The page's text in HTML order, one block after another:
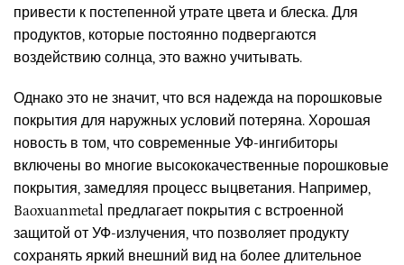
привести к постепенной утрате цвета и блеска. Для
продуктов, которые постоянно подвергаются
воздействию солнца, это важно учитывать.
Однако это не значит, что вся надежда на порошковые
покрытия для наружных условий потеряна. Хорошая
новость в том, что современные УФ-ингибиторы
включены во многие высококачественные порошковые
покрытия, замедляя процесс выцветания. Например,
Baoxuanmetal предлагает покрытия с встроенной
защитой от УФ-излучения, что позволяет продукту
сохранять яркий внешний вид на более длительное